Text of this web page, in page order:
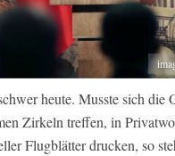
heute. Musste sich die
Zirkeln treffen, in
Flugblätter drucken, so